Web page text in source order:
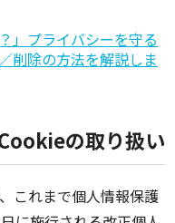
」プライバシーを守る
削除の方法を解説しま
の取り扱い
これまで個人情報保護